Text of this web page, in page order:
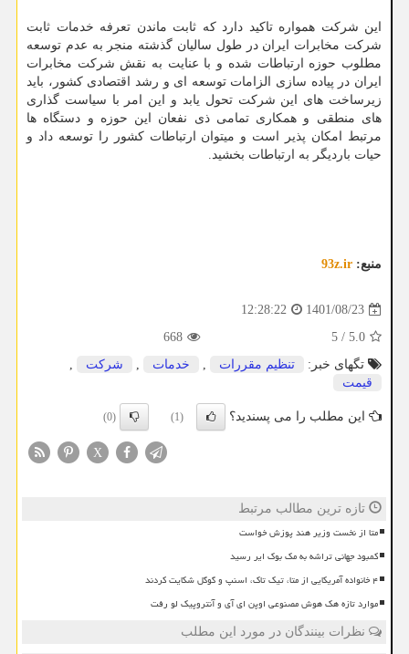
این شرکت همواره تاکید دارد که ثابت ماندن تعرفه خدمات ثابت
شرکت مخابرات ایران در طول سالیان گذشته منجر به عدم توسعه
مطلوب حوزه ارتباطات شده و با عنایت به نقش شرکت مخابرات
ایران در پیاده سازی الزامات توسعه ای و رشد اقتصادی کشور، باید
زیرساخت های این شرکت تحول یابد و این امر با سیاست گذاری
های منطقی و همکاری تمامی ذی نفعان این حوزه و دستگاه ها
مرتبط امکان پذیر است و میتوان ارتباطات کشور را توسعه داد و
حیات باردیگر به ارتباطات بخشید.
منبع: 93z.ir
1401/08/23
12:28:22
5.0
/
5
668
تگهای خبر:
تنظیم مقررات , خدمات , شركت
,
قیمت
این مطلب را می پسندید؟ (1)
(0)
X
تازه ترین مطالب مرتبط
متا از نخست وزیر هند پوزش خواست
کمبود جهانی تراشه به مک بوک ایر رسید
۴ خانواده آمریکایی از متا، تیک تاک، اسنپ و گوگل شکایت کردند
موارد تازه هک هوش مصنوعی اوپن ای آی و آنتروپیک لو رفت
نظرات بینندگان در مورد این مطلب